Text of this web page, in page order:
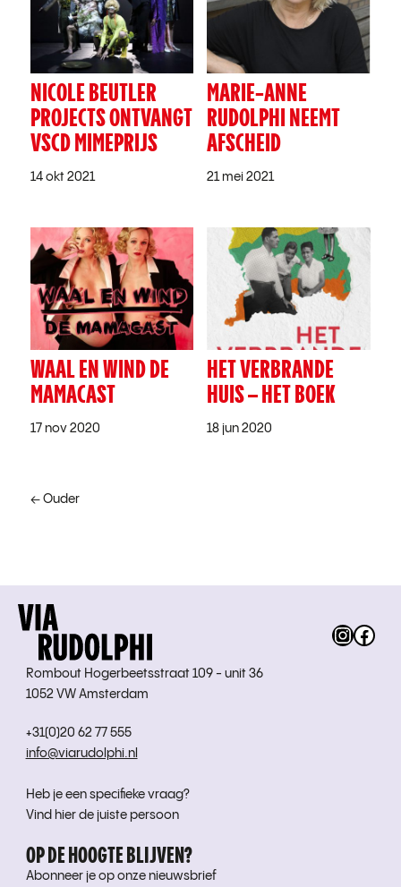
NICOLE BEUTLER
PROJECTS ONTVANGT
VSCD MIMEPRIJS
14 okt 2021
MARIE-ANNE
RUDOLPHI NEEMT
AFSCHEID
21 mei 2021
WAAL EN WIND DE
MAMACAST
17 nov 2020
HET VERBRANDE
HUIS – HET BOEK
18 jun 2020
← Ouder
Rombout Hogerbeetsstraat 109 - unit 36
1052 VW Amsterdam
+31(0)20 62 77 555
info@viarudolphi.nl
Heb je een specifieke vraag?
Vind hier de juiste persoon
OP DE HOOGTE BLIJVEN?
Abonneer je op onze nieuwsbrief